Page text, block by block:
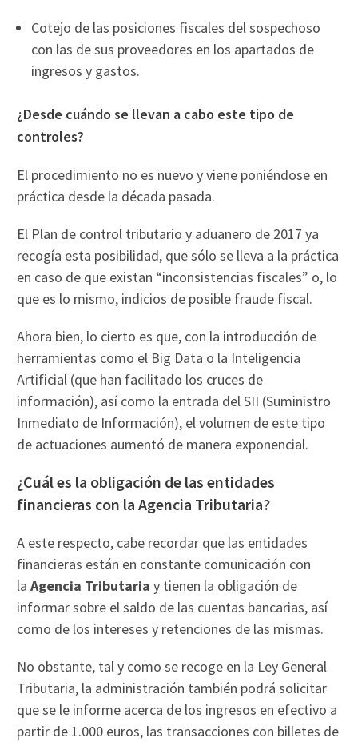
Cotejo de las posiciones fiscales del sospechoso
con las de sus proveedores en los apartados de
ingresos y gastos.
¿Desde cuándo se llevan a cabo este tipo de
controles?
El procedimiento no es nuevo y viene poniéndose en
práctica desde la década pasada.
El Plan de control tributario y aduanero de 2017 ya
recogía esta posibilidad, que sólo se lleva a la práctica
en caso de que existan “inconsistencias fiscales” o, lo
que es lo mismo, indicios de posible fraude fiscal.
Ahora bien, lo cierto es que, con la introducción de
herramientas como el Big Data o la Inteligencia
Artificial (que han facilitado los cruces de
información), así como la entrada del SII (Suministro
Inmediato de Información), el volumen de este tipo
de actuaciones aumentó de manera exponencial.
¿Cuál es la obligación de las entidades
financieras con la Agencia Tributaria?
A este respecto, cabe recordar que las entidades
financieras están en constante comunicación con
laAgencia Tributaria y tienen la obligación de
informar sobre el saldo de las cuentas bancarias, así
como de los intereses y retenciones de las mismas.
No obstante, tal y como se recoge en la Ley General
Tributaria, la administración también podrá solicitar
que se le informe acerca de los ingresos en efectivo a
partir de 1.000 euros, las transacciones con billetes de